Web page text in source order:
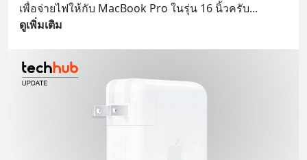
เพื่อจ่ายไฟให้กับ MacBook Pro ในรุ่น 16 นิ้วครับ...
ดูเพิ่มเติม